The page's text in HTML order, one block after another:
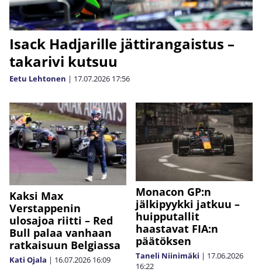
Isack Hadjarille jättirangaistus –
takarivi kutsuu
Eetu Lehtonen | 17.07.2026 17:56
Kaksi Max
Verstappenin
ulosajoa riitti – Red
Bull palaa vanhaan
ratkaisuun Belgiassa
Kati Ojala | 16.07.2026 16:09
Monacon GP:n
jälkipyykki jatkuu –
huipputallit
haastavat FIA:n
päätöksen
Taneli Niinimäki | 17.06.2026
16:22